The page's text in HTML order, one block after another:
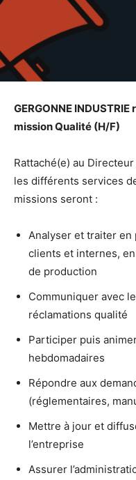
GERGONNE
mission Qualité (H/F)
Rattaché(e) au
les différents services
missions seront :
Analyser et traiter
clients et internes,
de production
Communiquer avec
réclamations qualité
Participer puis
hebdomadaires
Répondre aux
(réglementaires,
Mettre à jour et
l’entreprise
Assurer